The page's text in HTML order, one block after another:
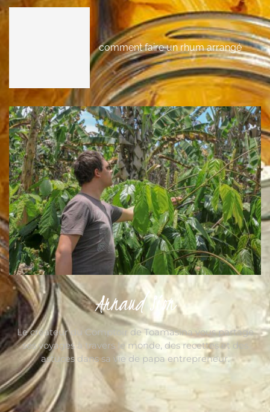
comment faire un rhum arrangé
Arnaud Sion
Le créateur du Comptoir de Toamasina vous partage
ses voyages à travers le monde, des recettes et des
astuces dans sa vie de papa entrepreneur.